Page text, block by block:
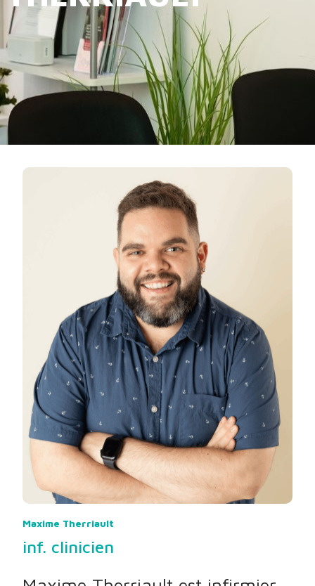
Maxime Therriault
inf. clinicien